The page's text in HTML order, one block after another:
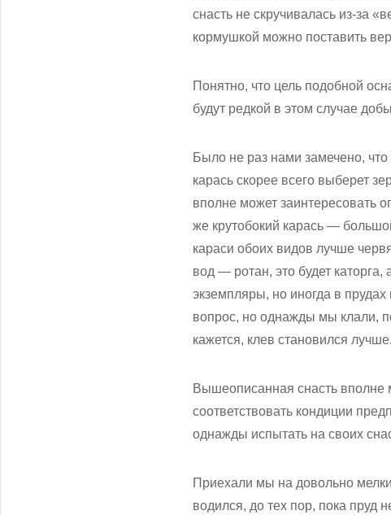
снасть не скручивалась из-за
кормушкой можно поставить
Понятно, что цель подобной
будут редкой в этом случае
Было не раз нами замечено,
карась скорее всего выберет
вполне может заинтересовать
же крутобокий карась —
караси обоих видов лучше
вод — ротан, это будет
экземпляры, но иногда в
вопрос, но однажды мы клали,
кажется, клев становился
Вышеописанная снасть вполне
соответствовать кондиции
однажды испытать на своих
Приехали мы на довольно
водился, до тех пор, пока пруд